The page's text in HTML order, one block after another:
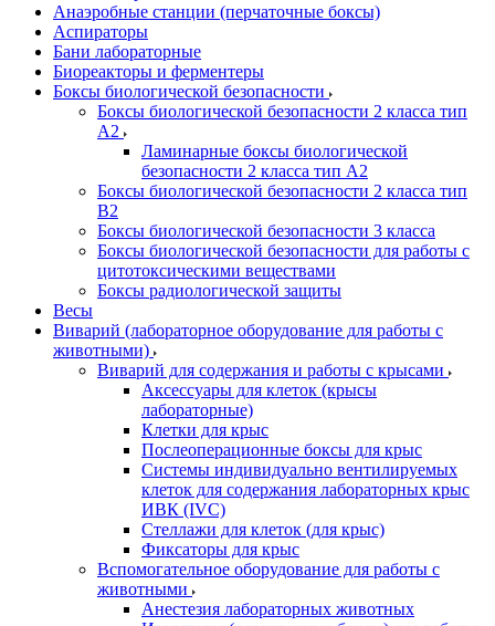
Анаэробные станции (перчаточные боксы)
Аспираторы
Бани лабораторные
Биореакторы и ферментеры
Боксы биологической безопасности
Боксы биологической безопасности 2 класса тип
A2
Ламинарные боксы биологической
безопасности 2 класса тип A2
Боксы биологической безопасности 2 класса тип
B2
Боксы биологической безопасности 3 класса
Боксы биологической безопасности для работы с
цитотоксическими веществами
Боксы радиологической защиты
Весы
Виварий (лабораторное оборудование для работы с
животными)
Виварий для содержания и работы с крысами
Аксессуары для клеток (крысы
лабораторные)
Клетки для крыс
Послеоперационные боксы для крыс
Системы индивидуально вентилируемых
клеток для содержания лабораторных крыс
ИВК (IVC)
Стеллажи для клеток (для крыс)
Фиксаторы для крыс
Вспомогательное оборудование для работы с
животными
Анестезия лабораторных животных